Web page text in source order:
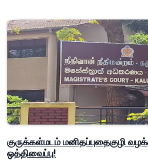
குருக்கள்மடம் மனிதப்புதைகுழி
ஒத்திவைப்பு!